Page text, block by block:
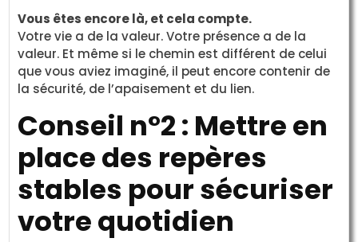
Vous êtes encore là, et cela compte.
Votre vie a de la valeur. Votre présence a de la
valeur. Et même si le chemin est différent de celui
que vous aviez imaginé, il peut encore contenir de
la sécurité, de l’apaisement et du lien.
Conseil n°2 : Mettre en
place des repères
stables pour sécuriser
votre quotidien